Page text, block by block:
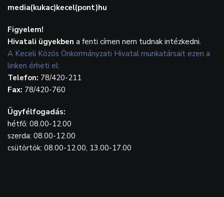
media(kukac)kecel(pont)hu
Figyelem!
Hivatali ügyekben a fenti címen nem tudnak intézkedni.
A Keceli Közös Önkormányzati Hivatal munkatársait ezen a
linken érheti el:
Telefon: 78/420-211
Fax: 78/420-760
Ügyfélfogadás:
hétfő: 08.00-12.00
szerda: 08.00-12.00
csütörtök: 08.00-12.00, 13.00-17.00